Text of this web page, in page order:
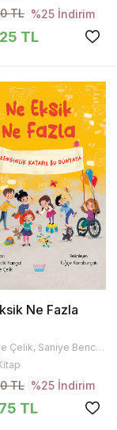
TL %25 İndirim
TL
Ne Fazla
Bedriye Çelik, Saniye Bencik Kangal
TL %25 İndirim
TL